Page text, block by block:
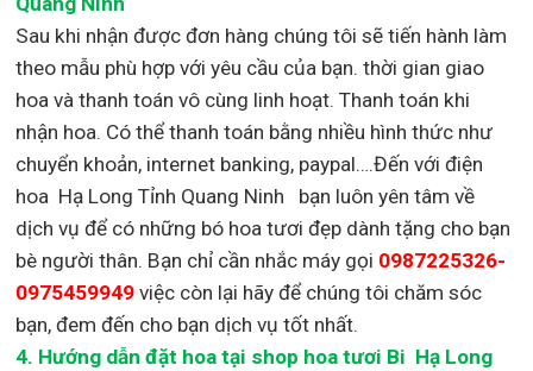
Sau khi nhận được đơn hàng chúng tôi sẽ tiến hành làm
theo mẫu phù hợp với yêu cầu của bạn. thời gian giao
hoa và thanh toán vô cùng linh hoạt. Thanh toán khi
nhận hoa. Có thể thanh toán bằng nhiều hình thức như
chuyển khoản, internet banking, paypal….Đến với điện
hoa Hạ Long Tỉnh Quang Ninh bạn luôn yên tâm về
dịch vụ để có những bó hoa tươi đẹp dành tặng cho bạn
bè người thân. Bạn chỉ cần nhắc máy gọi 0987225326-
0975459949việc còn lại hãy để chúng tôi chăm sóc
bạn, đem đến cho bạn dịch vụ tốt nhất.
4. Hướng dẫn đặt hoa tại shop hoa tươi Bi Hạ Long